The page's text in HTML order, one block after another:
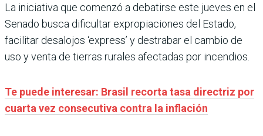
La iniciativa que comenzó a debatirse este jueves en el
Senado busca dificultar expropiaciones del Estado,
facilitar desalojos ‘express’ y destrabar el cambio de
uso y venta de tierras rurales afectadas por incendios.
Te puede interesar: Brasil recorta tasa directriz por
cuarta vez consecutiva contra la inflación